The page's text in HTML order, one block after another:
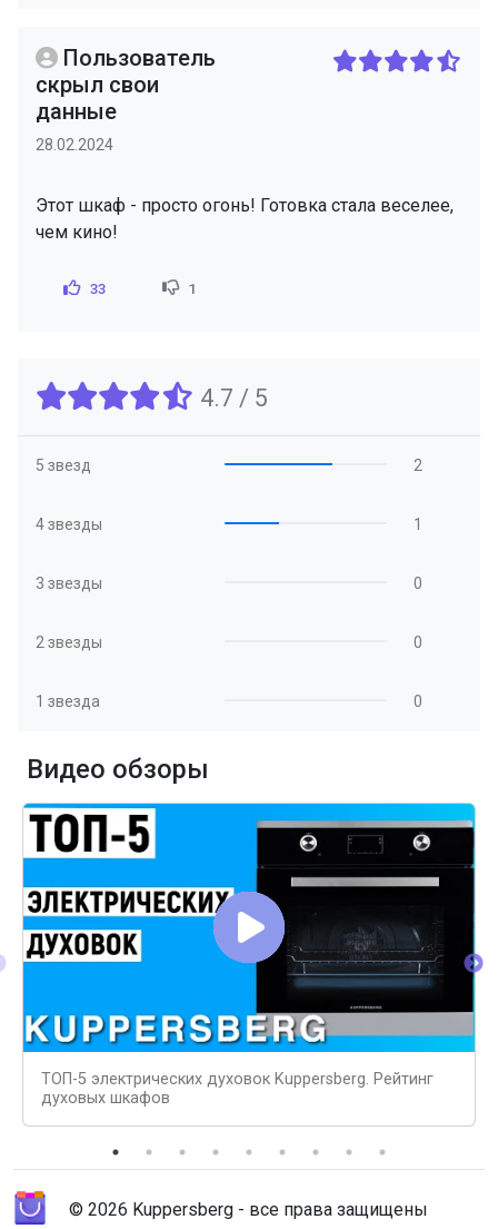
Пользователь
скрыл свои
данные
28.02.2024
Этот шкаф - просто огонь! Готовка стала веселее,
чем кино!
33 1
4.7 / 5
5 звезд 2
4 звезды 1
3 звезды 0
2 звезды 0
1 звезда 0
Видео обзоры
ТОП-5 электрических духовок Kuppersberg. Рейтинг
духовых шкафов
© 2026 Kuppersberg - все права защищены